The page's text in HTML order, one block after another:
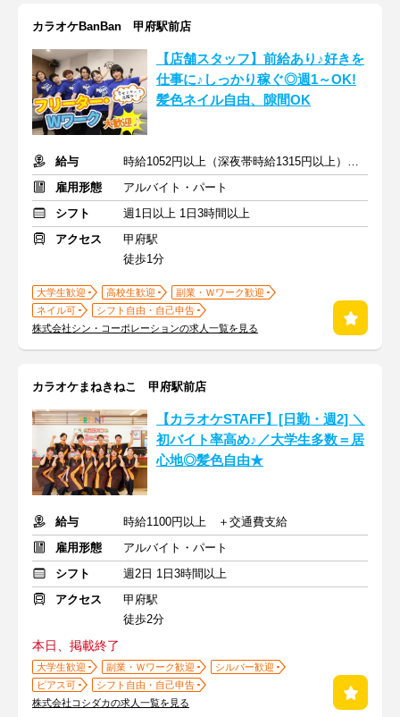
カラオケBanBan 甲府駅前店
【店舗スタッフ】前給あり♪好きを
仕事に♪しっかり稼ぐ◎週1～OK!
髪色ネイル自由、隙間OK
給与
時給1052円以上（深夜帯時給1315円以上） ＋交通費支給
雇用形態
アルバイト・パート
シフト
週1日以上 1日3時間以上
アクセス
甲府駅
徒歩1分
大学生歓迎 高校生歓迎
副業・Ｗワーク歓迎
ネイル可
シフト自由・自己申告
株式会社シン・コーポレーションの求人一覧を見る
カラオケまねきねこ 甲府駅前店
【カラオケSTAFF】[日勤・週2] ＼
初バイト率高め♪／大学生多数＝居
心地◎髪色自由★
給与
時給1100円以上 ＋交通費支給
雇用形態
アルバイト・パート
シフト
週2日 1日3時間以上
アクセス
甲府駅
徒歩2分
本日、掲載終了
大学生歓迎 副業・Ｗワーク歓迎
シルバー歓迎
ピアス可
シフト自由・自己申告
株式会社コシダカの求人一覧を見る